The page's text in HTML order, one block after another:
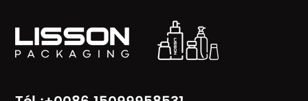
APPRENDRE
APPRENDRE